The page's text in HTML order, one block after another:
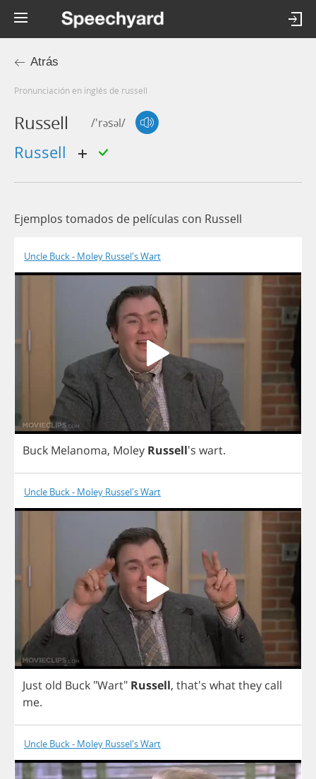
Atrás
Pronunciación en inglés de russell
Russell /'rəsəl/
russell
Ejemplos tomados de películas con Russell
Uncle Buck - Moley Russel's Wart
Buck Melanoma, Moley Russell's wart.
Uncle Buck - Moley Russel's Wart
Just old Buck "Wart" Russell, that's whatthey call
me.
Uncle Buck - Moley Russel's Wart